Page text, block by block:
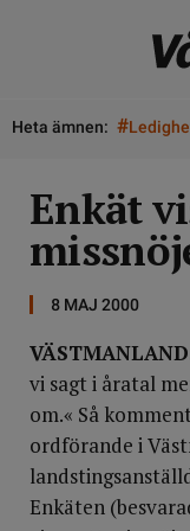
Heta ämnen: #
Enkät
8 MAJ 2000
vi sagt i åratal
om.« Så
ordförande i
Enkäten